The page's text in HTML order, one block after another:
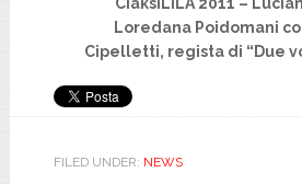
Loredana Poidomani
Cipelletti, regista di “Due
FILED UNDER: NEWS